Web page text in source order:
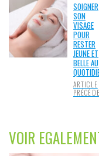
SOIGNER
SON
VISAGE
POUR
RESTER
JEUNE ET
BELLE AU
ARTICLE
VOIR